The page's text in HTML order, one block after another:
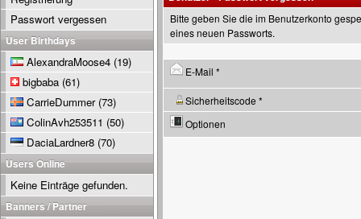
Bitte geben Sie die im Benutzerkonto
eines neuen Passworts.
E-Mail *
Sicherheitscode *
Optionen
Passwort vergessen
User Birthdays
AlexandraMoose4 (19)
bigbaba (61)
CarrieDummer(73)
ColinAvh253511 (50)
DaciaLardner8 (70)
Users Online
Keine Einträge gefunden.
Banners / Partner